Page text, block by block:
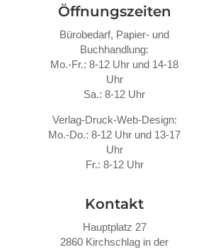
Öffnungszeiten
Bürobedarf, Papier- und
Buchhandlung:
Mo.-Fr.: 8-12 Uhr und 14-18
Uhr
Sa.: 8-12 Uhr
Verlag-Druck-Web-Design:
Mo.-Do.: 8-12 Uhr und 13-17
Uhr
Fr.: 8-12 Uhr
Kontakt
Hauptplatz 27
2860 Kirchschlag in der